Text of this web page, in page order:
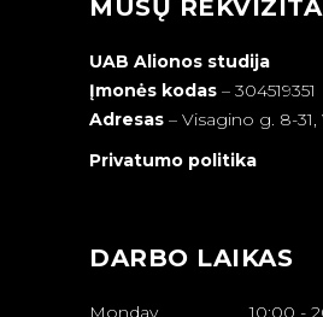
MŪSŲ
UAB Alionos studija
Įmonės kodas – 304519351
Adresas – Visagino g. 8-31,
Privatumo politika
DARBO LAIKAS
Monday 10:00 -